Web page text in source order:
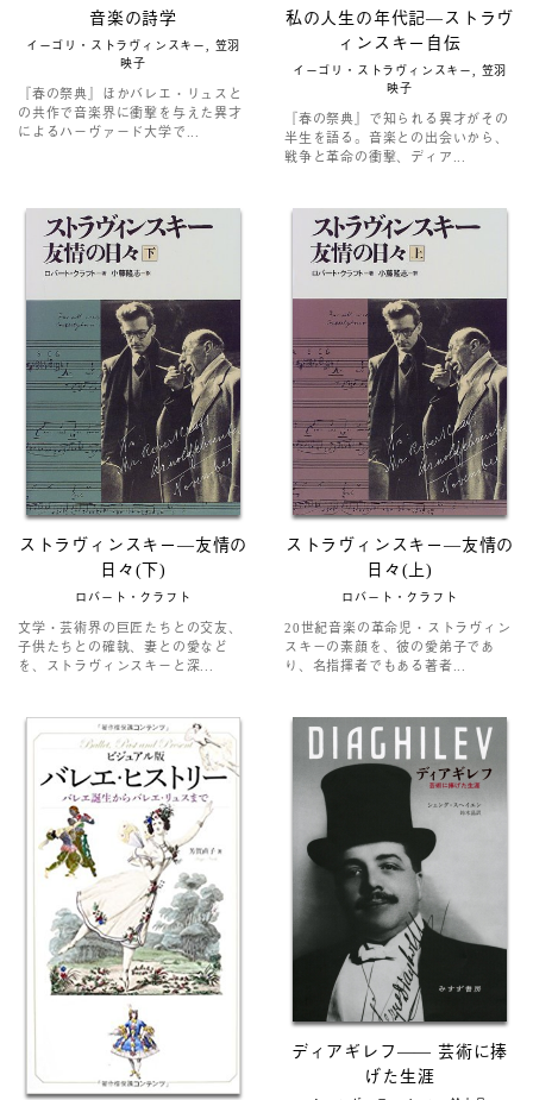
音楽の詩学
イーゴリ・ストラヴィンスキー, 笠羽
映子
『春の祭典』ほかバレエ・リュスと
の共作で音楽界に衝撃を与えた異才
によるハーヴァード大学で...
私の人生の年代記―ストラヴ
ィンスキー自伝
イーゴリ・ストラヴィンスキー, 笠羽
映子
『春の祭典』で知られる異才がその
半生を語る。音楽との出会いから、
戦争と革命の衝撃、ディア...
ストラヴィンスキー―友情の
日々(下)
ロバート・クラフト
文学・芸術界の巨匠たちとの交友、
子供たちとの確執、妻との愛など
を、ストラヴィンスキーと深...
ストラヴィンスキー―友情の
日々(上)
ロバート・クラフト
20世紀音楽の革命児・ストラヴィン
スキーの素顔を、彼の愛弟子であ
り、名指揮者でもある著者...
ディアギレフ―― 芸術に捧
げた生涯